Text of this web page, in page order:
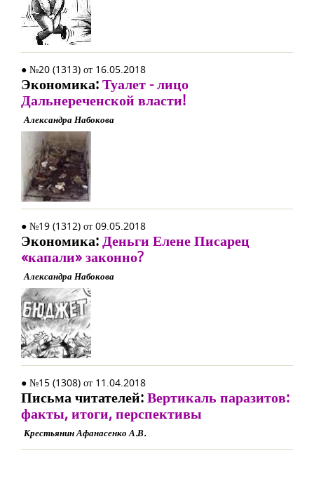
● №20 (1313) от 16.05.2018
Экономика:Туалет - лицо
Дальнереченской власти!
Александра Набокова
● №19 (1312) от 09.05.2018
Экономика:Деньги Елене Писарец
«капали» законно?
Александра Набокова
● №15 (1308) от 11.04.2018
Письма читателей:Вертикаль паразитов:
факты, итоги, перспективы
Крестьянин Афанасенко А.В.